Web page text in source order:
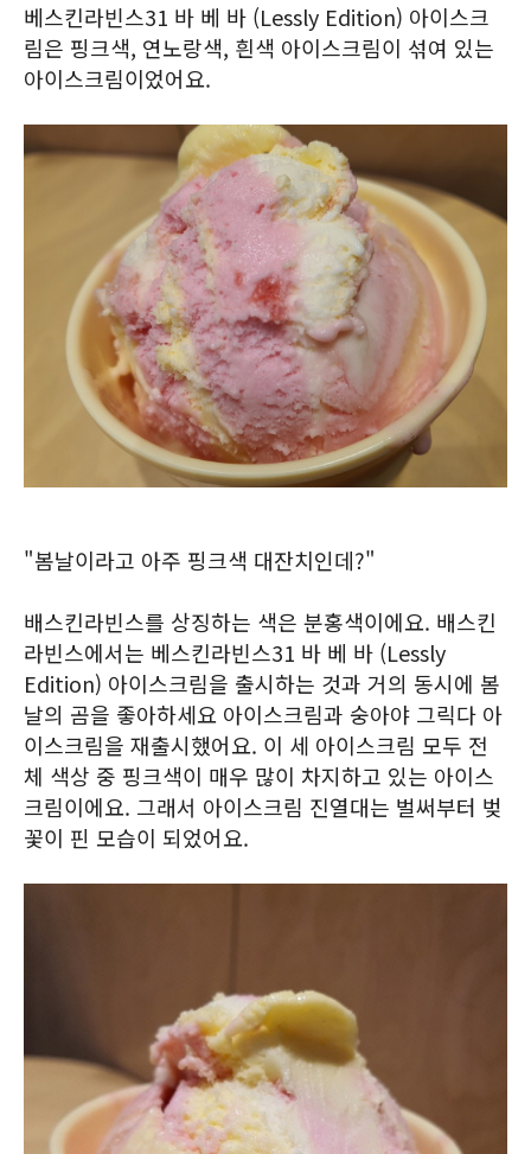
베스킨라빈스31 바 베 바 (Lessly Edition) 아이스크
림은 핑크색, 연노랑색, 흰색 아이스크림이 섞여 있는
아이스크림이었어요.
"봄날이라고 아주 핑크색 대잔치인데?"
배스킨라빈스를 상징하는 색은 분홍색이에요. 배스킨
라빈스에서는 베스킨라빈스31 바 베 바 (Lessly
Edition) 아이스크림을 출시하는 것과 거의 동시에 봄
날의 곰을 좋아하세요 아이스크림과 숭아야 그릭다 아
이스크림을 재출시했어요. 이 세 아이스크림 모두 전
체 색상 중 핑크색이 매우 많이 차지하고 있는 아이스
크림이에요. 그래서 아이스크림 진열대는 벌써부터 벚
꽃이 핀 모습이 되었어요.